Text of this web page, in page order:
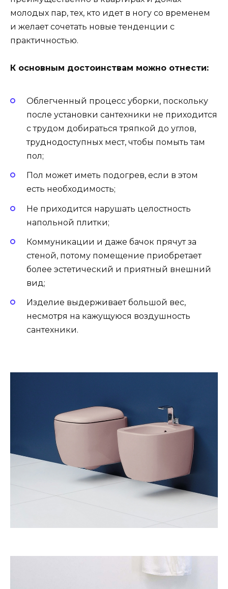
молодых пар, тех, кто идет в ногу со временем
и желает сочетать новые тенденции с
практичностью.
К основным достоинствам можно отнести:
Облегченный процесс уборки, поскольку
после установки сантехники не приходится
с трудом добираться тряпкой до углов,
труднодоступных мест, чтобы помыть там
пол;
Пол может иметь подогрев, если в этом
есть необходимость;
Не приходится нарушать целостность
напольной плитки;
Коммуникации и даже бачок прячут за
стеной, потому помещение приобретает
более эстетический и приятный внешний
вид;
Изделие выдерживает большой вес,
несмотря на кажущуюся воздушность
сантехники.